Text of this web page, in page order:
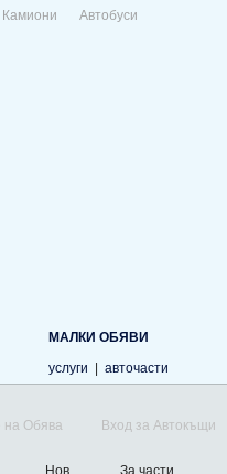
Камиони Автобуси
МАЛКИ ОБЯВИ
услуги
авточасти
на Обява Вход за Автокъщи
Нов За части